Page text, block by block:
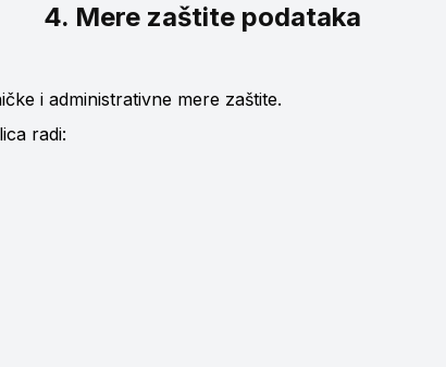
4. Mere zaštite podataka
i administrativne mere zaštite.
radi: